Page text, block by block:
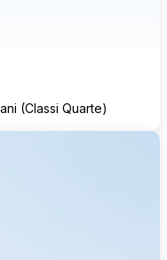
(Classi Quarte)